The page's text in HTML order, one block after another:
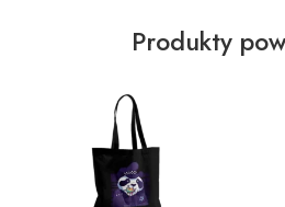
Produkty